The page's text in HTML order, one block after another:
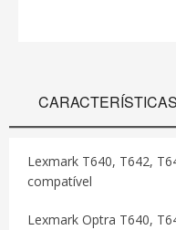
CARACTERÍSTICAS
Lexmark T640, T642,
compatível
Lexmark Optra T640,